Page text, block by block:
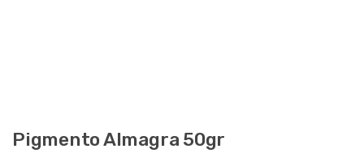
Pigmento Almagra 50gr